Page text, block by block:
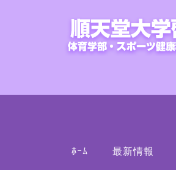
ﾎｰﾑ 最新情報